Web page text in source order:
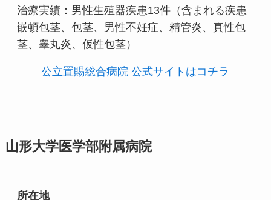
治療実績：男性生殖器疾患13件（含まれる疾患
嵌頓包茎、包茎、男性不妊症、精管炎、真性包
茎、睾丸炎、仮性包茎）
公立置賜総合病院 公式サイトはコチラ
山形大学医学部附属病院
所在地